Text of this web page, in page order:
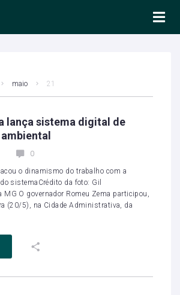
maio 21
lança sistema digital de
0
o dinamismo do trabalho com a
sistemaCrédito da foto: Gil
MG O governador Romeu Zema participou,
(20/5), na Cidade Administrativa, da